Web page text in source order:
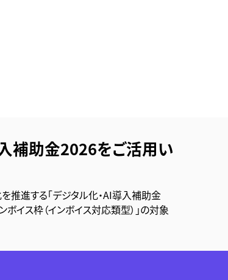
補助金2026をご活用い
推進する「デジタル化・AI導入補助金
イス枠（インボイス対応類型）」の対象